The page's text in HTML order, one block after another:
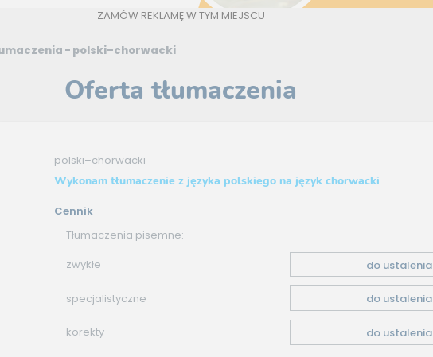
ZAMÓW REKLAMĘ W TYM MIEJSCU
- polski–chorwacki
Oferta tłumaczenia
polski–chorwacki
Wykonam tłumaczenie z języka polskiego na język chorwacki
Cennik
Tłumaczenia pisemne:
zwykłe
do ustalenia
specjalistyczne do ustalenia
korekty do ustalenia